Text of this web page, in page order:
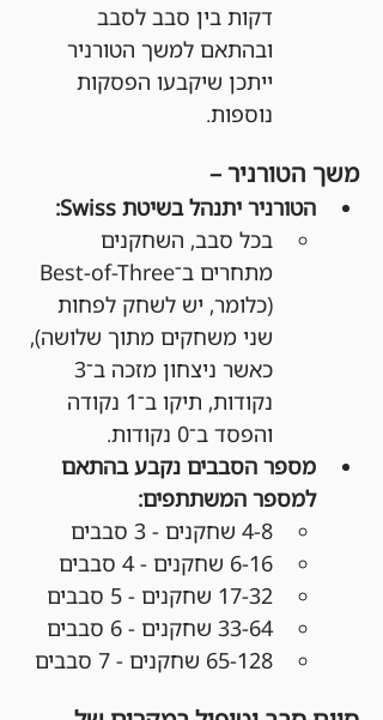
דקות בין סבב לסבב
ובהתאם למשך הטורניר
ייתכן שיקבעו הפסקות
נוספות.
משך הטורניר –
הטורניר יתנהל בשיטת Swiss:
בכל סבב, השחקנים
(כלומר, יש לשחק לפחות
שני משחקים מתוך שלושה),
נקודות, תיקו ב־1 נקודה
והפסד ב־0 נקודות.
מספר הסבבים נקבע בהתאם
למספר המשתתפים:
4-8 שחקנים - 3 סבבים
6-16 שחקנים - 4 סבבים
17-32 שחקנים - 5 סבבים
33-64 שחקנים - 6 סבבים
65-128 שחקנים - 7 סבבים